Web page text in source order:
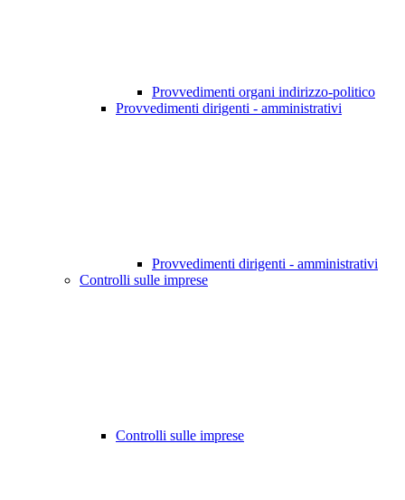
Provvedimenti organi indirizzo-politico
Provvedimenti dirigenti - amministrativi
Provvedimenti dirigenti - amministrativi
Controlli sulle imprese
Controlli sulle imprese